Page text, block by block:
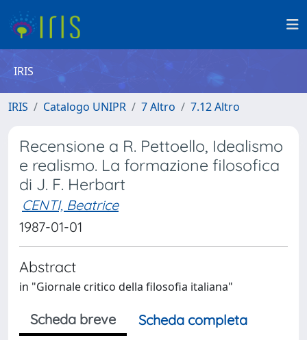
IRIS
IRIS Catalogo UNIPR 7 Altro 7.12 Altro
Recensione a R. Pettoello, Idealismo
e realismo. La formazione filosofica
di J. F. Herbart
CENTI, Beatrice
1987-01-01
Abstract
in "Giornale critico della filosofia italiana"
Scheda breve
Scheda completa